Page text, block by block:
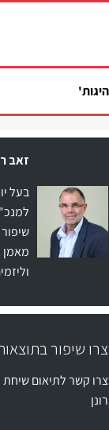
זאב
מאמן
צרו שיפור
רונן